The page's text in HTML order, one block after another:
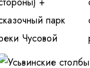
и ознакомлен